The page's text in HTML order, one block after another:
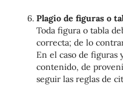
Plagio de figuras o
Toda figura o tabla
correcta; de lo
En el caso de figuras
contenido, de
seguir las reglas de